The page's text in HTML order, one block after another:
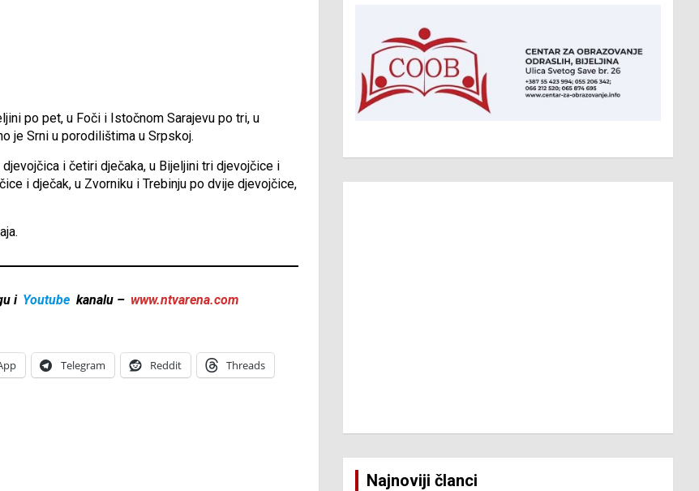
po pet, u Foči i Istočnom Sarajevu po tri, u
je Srni u porodilištima u Srpskoj.
i četiri dječaka, u Bijeljini tri djevojčice i
i dječak, u Zvorniku i Trebinju po dvije djevojčice,
i Youtube kanalu – www.ntvarena.com
Telegram Reddit Threads
Najnoviji članci